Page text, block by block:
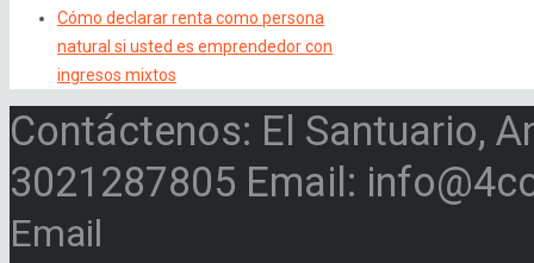
Cómo declarar renta como persona
natural si usted es emprendedor con
ingresos mixtos
Contáctenos: El Santuario,
3021287805 Email:
Email